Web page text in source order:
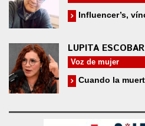
Influencer’s,
LUPITA ESCOBAR
Voz de mujer
Cuando la